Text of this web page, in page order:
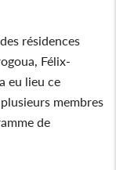
résidences
Félix-
eu lieu ce
membres
de